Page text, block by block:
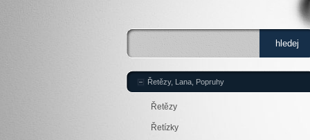
Řetězy, Lana, Popruhy
Řetězy
Řetízky